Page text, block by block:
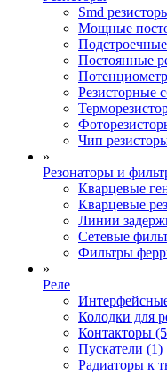
Smd
Мощные
Постоянные
Резисторные
Чип
»
Резонаторы и
Кварцевые
Кварцевые
Линии
Сетевые
Фильтры
»
Реле
Колодки для
Контакторы
Пускатели (1)
Радиаторы к